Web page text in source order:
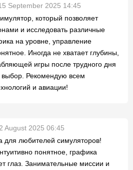
September 2025 14:45
который позволяет
и исследовать различные
на уровне, управление
Иногда не хватает глубины,
игры после трудного дня
Рекомендую всем
и авиации!
August 2025 06:45
для любителей симуляторов!
понятное, графика
глаз. Занимательные миссии и